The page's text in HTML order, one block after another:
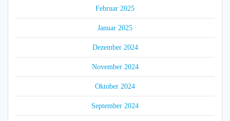
Februar 2025
Januar 2025
Dezember 2024
November 2024
Oktober 2024
September 2024